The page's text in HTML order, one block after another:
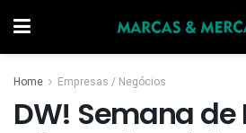
Home Empresas / Negócios
DW! Semana de